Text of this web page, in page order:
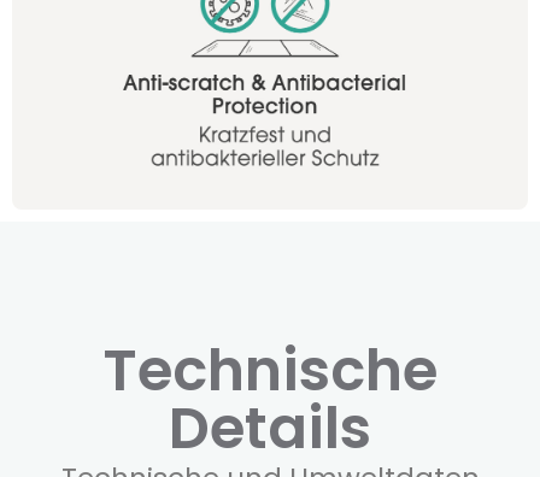
Technische
Details